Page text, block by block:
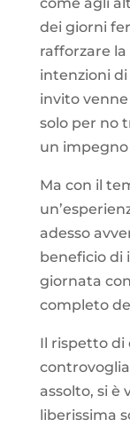
dei giorni
rafforzare
intenzioni
invito
solo per no
un
Ma con il
adesso
beneficio di
giornata
completo
Il rispetto di
assolto, si è
liberissima